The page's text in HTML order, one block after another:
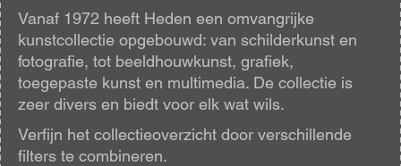
Vanaf 1972 heeft Heden een omvangrijke
kunstcollectie opgebouwd: van schilderkunst en
fotografie, tot beeldhouwkunst, grafiek,
toegepaste kunst en multimedia. De collectie is
zeer divers en biedt voor elk wat wils.
Verfijn het collectieoverzicht door verschillende
filters te combineren.